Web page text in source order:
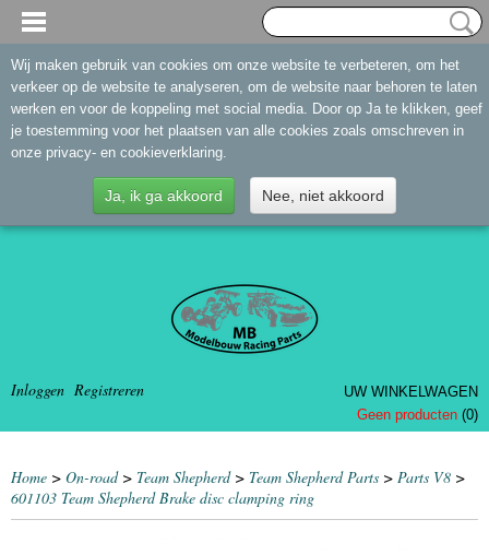
Inloggen Registreren
UW WINKELWAGEN
Geen producten (0)
Home > On-road> Team Shepherd> Team Shepherd Parts > Parts V8 >
601103 Team Shepherd Brake disc clamping ring
Wij maken gebruik van cookies om onze website te verbeteren, om het
verkeer op de website te analyseren, om de website naar behoren te laten
werken en voor de koppeling met social media. Door op Ja te klikken, geef
je toestemming voor het plaatsen van alle cookies zoals omschreven in
onze privacy- en cookieverklaring.
Ja, ik ga akkoord Nee, niet akkoord